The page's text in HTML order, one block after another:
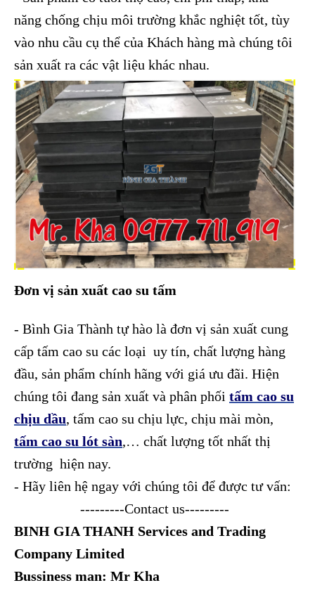
năng chống chịu môi trường khắc nghiệt tốt, tùy
vào nhu cầu cụ thể của Khách hàng mà chúng tôi
sản xuất ra các vật liệu khác nhau.
Đơn vị sản xuất cao su tấm
- Bình Gia Thành tự hào là đơn vị sản xuất cung
cấp tấm cao su các loại uy tín, chất lượng hàng
đầu, sản phẩm chính hãng với giá ưu đãi. Hiện
chúng tôi đang sản xuất và phân phối tấm cao su
chịu dầu, tấm cao su chịu lực, chịu mài mòn,
tấm cao su lót sàn,… chất lượng tốt nhất thị
trường hiện nay.
- Hãy liên hệ ngay với chúng tôi để được tư vấn:
---------Contact us---------
BINH GIA THANH Services and Trading
Company Limited
Bussiness man: Mr Kha